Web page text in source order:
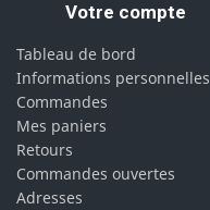
Votre compte
Tableau de bord
Informations personnelles
Commandes
Mes paniers
Retours
Commandes ouvertes
Adresses